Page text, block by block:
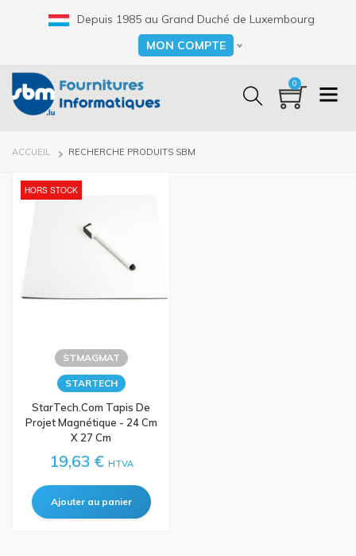
Depuis 1985 au Grand Duché de Luxembourg
Select your language
MON COMPTE
0
FIL
ACCUEIL RECHERCHE PRODUITS SBM
HORS STOCK
STMAGMAT
STARTECH
StarTech.com Tapis De
Projet Magnétique - 24 Cm
X 27 Cm
19,63 € HTVA